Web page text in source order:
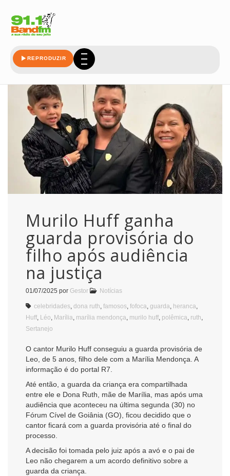
REPRODUZIR
Murilo Huff ganha
guarda provisória do
filho após audiência
na justiça
01/07/2025 por Gestor Notícias
celebridades dona ruth famosos fofoca guarda heranca
Huff Léo Marília marília mendonça murilo huff polêmica ruth
Sertanejo
O cantor Murilo Huff conseguiu a guarda provisória de
Leo, de 5 anos, filho dele com a Marília Mendonça. A
informação é do portal R7.
Até então, a guarda da criança era compartilhada
entre ele e Dona Ruth, mãe de Marília, mas após uma
audiência que aconteceu na última segunda (30) no
Fórum Cível de Goiânia (GO), ficou decidido que o
cantor ficará com a guarda provisória até o final do
processo.
A decisão foi tomada pelo juiz após a avó e o pai de
Leo não chegarem a um acordo definitivo sobre a
guarda da criança.